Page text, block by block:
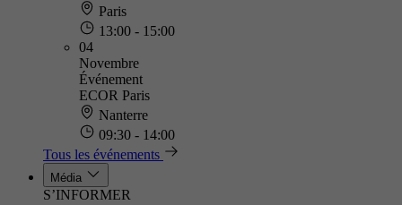
Paris
13:00 - 15:00
04
Novembre
Événement
ECOR Paris
Nanterre
09:30 - 14:00
Tous les événements
Média
S’INFORMER